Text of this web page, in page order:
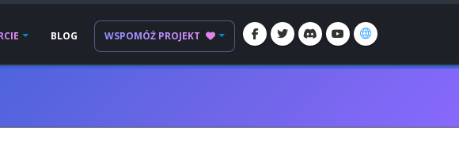
BLOG WSPOMÓŻ PROJEKT